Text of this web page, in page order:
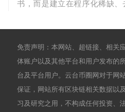
书，而是建立在程序化稀缺、
免责声明：本网站、超链接、相关
体账户以及其他平台和用户发布的
台及平台用户。云台币圈网对于网
保证，网站所有区块链相关数据以
习及研究之用，不构成任何投资、